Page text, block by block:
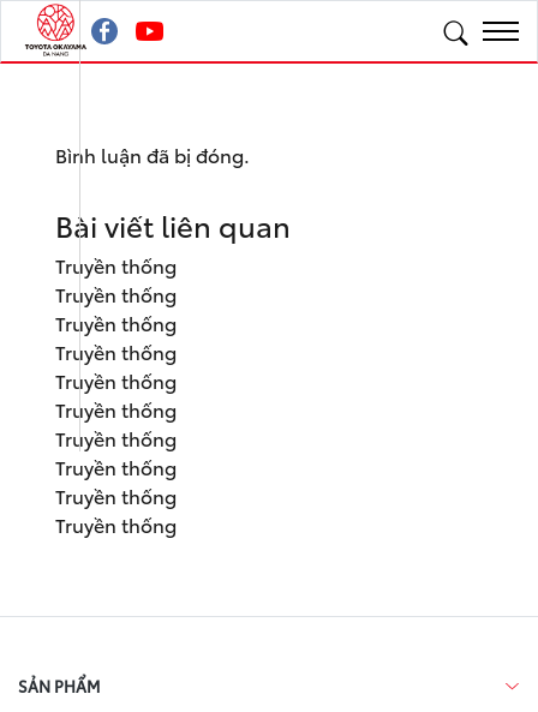
Bình luận đã bị đóng.
Bài viết liên quan
Truyền thống
Truyền thống
Truyền thống
Truyền thống
Truyền thống
Truyền thống
Truyền thống
Truyền thống
Truyền thống
Truyền thống
SẢN PHẨM